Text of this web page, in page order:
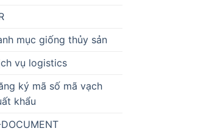
mục giống thủy sản
vụ logistics
ký mã số mã vạch
khẩu